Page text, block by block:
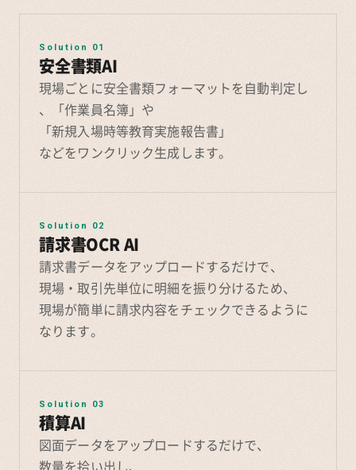
Solution 01
安全書類AI
現場ごとに安全書類フォーマットを自動判定し
、「作業員名簿」や
「新規入場時等教育実施報告書」
などをワンクリック生成します。
Solution 02
請求書OCR AI
請求書データをアップロードするだけで、
現場・取引先単位に明細を振り分けるため、
現場が簡単に請求内容をチェックできるように
なります。
Solution 03
積算AI
図面データをアップロードするだけで、
数量を拾い出し、